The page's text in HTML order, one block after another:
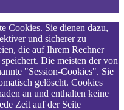
Cookies. Sie dienen dazu,
und sicherer zu
die auf Ihrem Rechner
Die meisten der von
"Session-Cookies". Sie
gelöscht. Cookies
an und enthalten keine
Zeit auf der Seite